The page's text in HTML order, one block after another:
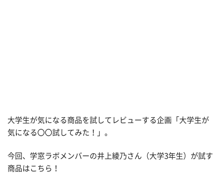
大学生が気になる商品を試してレビューする企画「大学生が
気になる〇〇試してみた！」。
今回、学窓ラボメンバーの井上綾乃さん（大学3年生）が試す
商品はこちら！